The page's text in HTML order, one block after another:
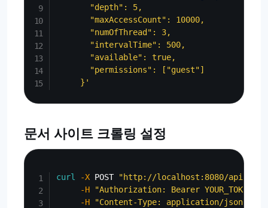
       "depth": 5,
       "maxAccessCount": 10000,
       "numOfThread": 3,
       "intervalTime": 500,
       "available": true,
       "permissions": ["guest"]
     }'
문서 사이트 크롤링 설정
curl -X POST "http://localhost:8080/api/
-H
"Authorization: Bearer YOUR_TOKEN"
-H
"Content-Type: application/json"